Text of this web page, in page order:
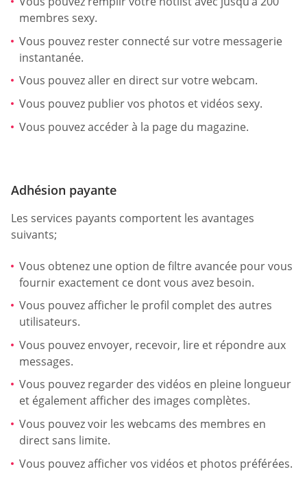
membres sexy.
Vous pouvez rester connecté sur votre messagerie
instantanée.
Vous pouvez aller en direct sur votre webcam.
Vous pouvez publier vos photos et vidéos sexy.
Vous pouvez accéder à la page du magazine.
Adhésion payante
Les services payants comportent les avantages
suivants;
Vous obtenez une option de filtre avancée pour vous
fournir exactement ce dont vous avez besoin.
Vous pouvez afficher le profil complet des autres
utilisateurs.
Vous pouvez envoyer, recevoir, lire et répondre aux
messages.
Vous pouvez regarder des vidéos en pleine longueur
et également afficher des images complètes.
Vous pouvez voir les webcams des membres en
direct sans limite.
Vous pouvez afficher vos vidéos et photos préférées.